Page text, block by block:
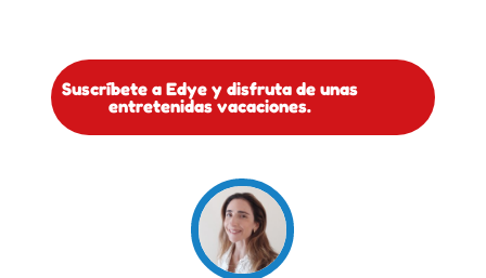
Suscríbete a Edye y disfruta de unas
entretenidas vacaciones.